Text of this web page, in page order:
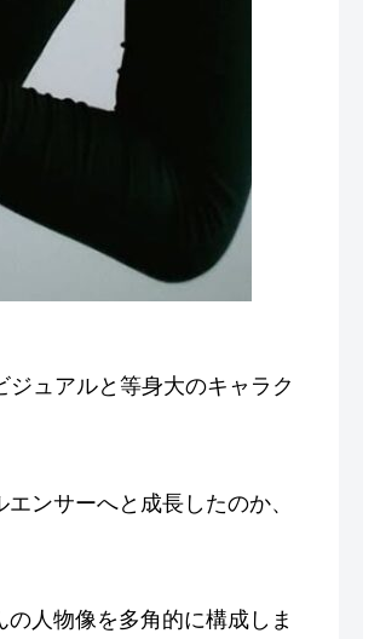
ュアルと等身大のキャラク
ンサーへと成長したのか、
人物像を多角的に構成しま